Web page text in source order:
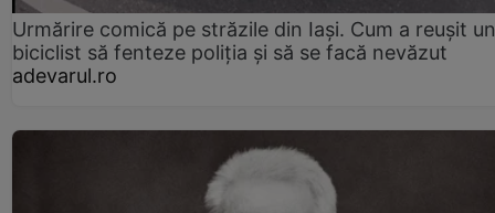
Urmărire comică pe străzile din Iași. Cum a reușit un
biciclist să fenteze poliția și să se facă nevăzut
adevarul.ro